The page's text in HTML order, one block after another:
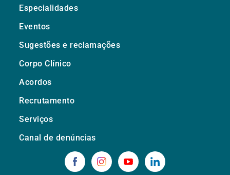
Especialidades
Eventos
Sugestões e reclamações
Corpo Clínico
Acordos
Recrutamento
Serviços
Canal de denúncias